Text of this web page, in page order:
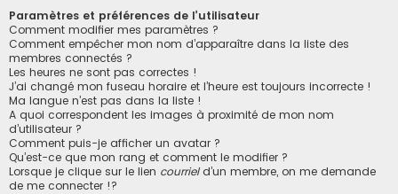
Paramètres et préférences de l’utilisateur
Comment modifier mes paramètres ?
Comment empêcher mon nom d’apparaître dans la liste des
membres connectés ?
Les heures ne sont pas correctes !
J’ai changé mon fuseau horaire et l’heure est toujours incorrecte !
Ma langue n’est pas dans la liste !
A quoi correspondent les images à proximité de mon nom
d’utilisateur ?
Comment puis-je afficher un avatar ?
Qu’est-ce que mon rang et comment le modifier ?
Lorsque je clique sur le lien courrield’un membre, on me demande
de me connecter !?